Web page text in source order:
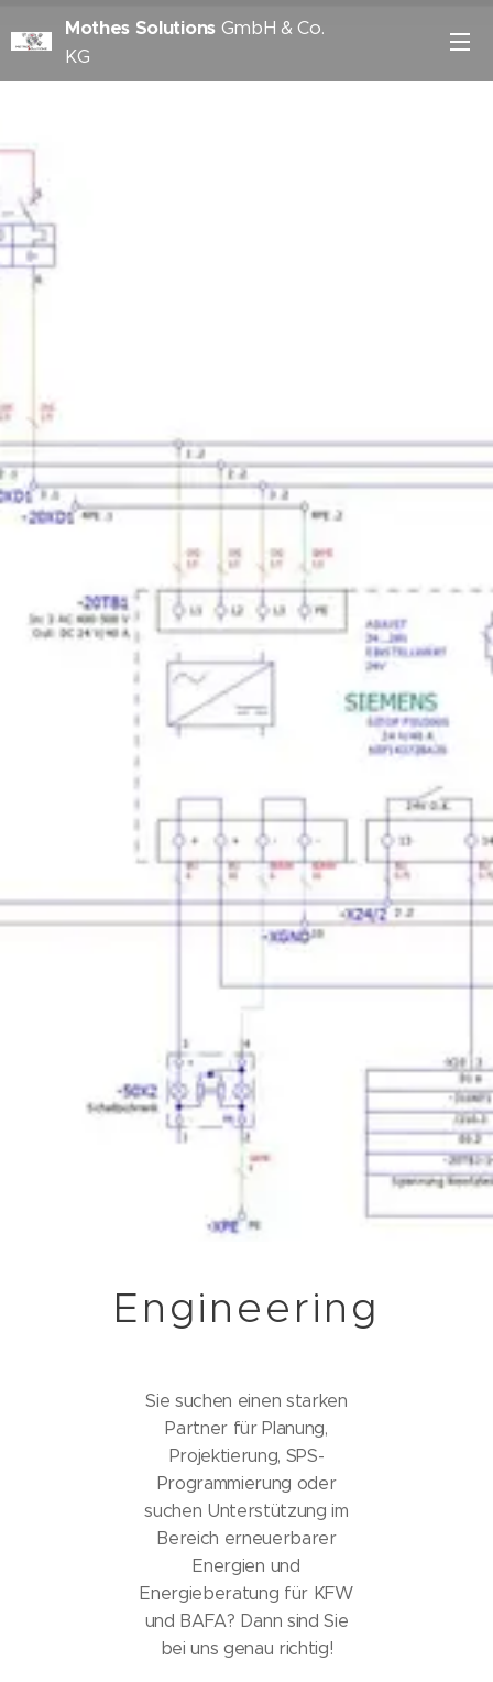
Mothes SolutionsGmbH & Co.
KG
ein Unternehmen der Mothes Gruppe
Engineering
Sie suchen einen starken
Partner für Planung,
Projektierung, SPS-
Programmierung oder
suchen Unterstützung im
Bereich erneuerbarer
Energien und
Energieberatung für KFW
und BAFA? Dann sind Sie
bei uns genau richtig!